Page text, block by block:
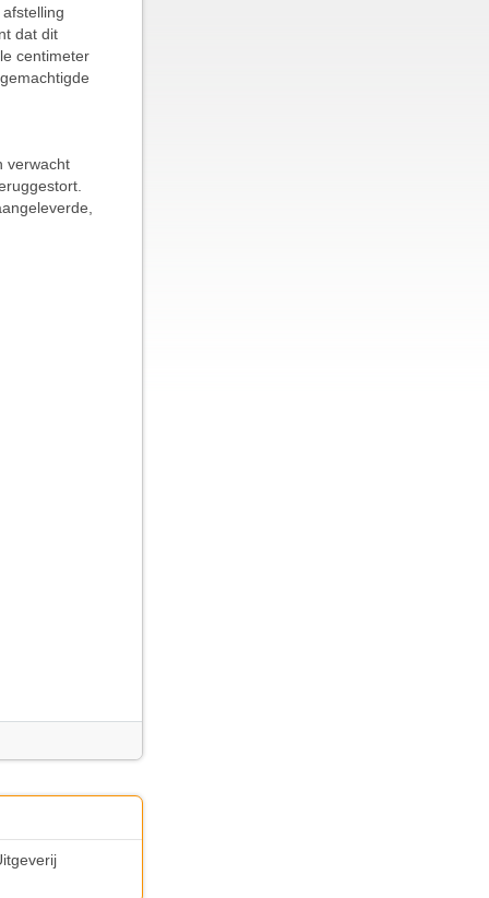
dat dit
centimeter
verwacht